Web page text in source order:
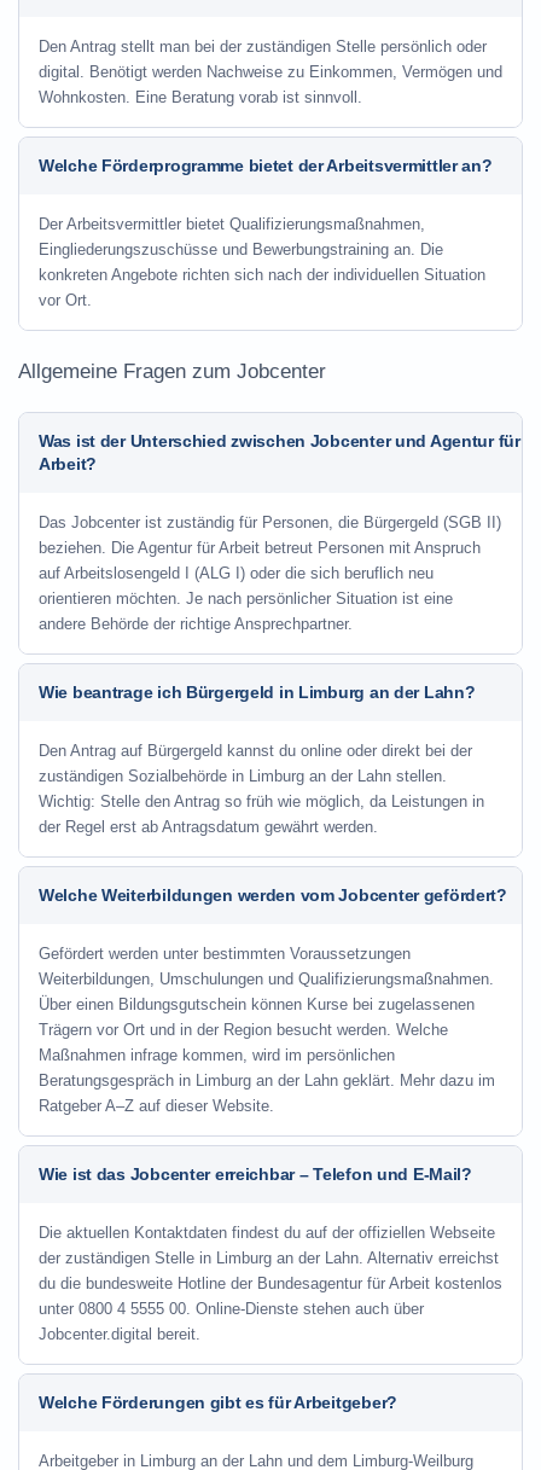
Den Antrag stellt man bei der zuständigen Stelle persönlich oder
digital. Benötigt werden Nachweise zu Einkommen, Vermögen und
Wohnkosten. Eine Beratung vorab ist sinnvoll.
Welche Förderprogramme bietet der Arbeitsvermittler an?
Der Arbeitsvermittler bietet Qualifizierungsmaßnahmen,
Eingliederungszuschüsse und Bewerbungstraining an. Die
konkreten Angebote richten sich nach der individuellen Situation
vor Ort.
Allgemeine Fragen zum Jobcenter
Was ist der Unterschied zwischen Jobcenter und Agentur für
Arbeit?
Das Jobcenter ist zuständig für Personen, die Bürgergeld (SGB II)
beziehen. Die Agentur für Arbeit betreut Personen mit Anspruch
auf Arbeitslosengeld I (ALG I) oder die sich beruflich neu
orientieren möchten. Je nach persönlicher Situation ist eine
andere Behörde der richtige Ansprechpartner.
Wie beantrage ich Bürgergeld in Limburg an der Lahn?
Den Antrag auf Bürgergeld kannst du online oder direkt bei der
zuständigen Sozialbehörde in Limburg an der Lahn stellen.
Wichtig: Stelle den Antrag so früh wie möglich, da Leistungen in
der Regel erst ab Antragsdatum gewährt werden.
Welche Weiterbildungen werden vom Jobcenter gefördert?
Gefördert werden unter bestimmten Voraussetzungen
Weiterbildungen, Umschulungen und Qualifizierungsmaßnahmen.
Über einen Bildungsgutschein können Kurse bei zugelassenen
Trägern vor Ort und in der Region besucht werden. Welche
Maßnahmen infrage kommen, wird im persönlichen
Beratungsgespräch in Limburg an der Lahn geklärt. Mehr dazu im
Ratgeber A–Z auf dieser Website.
Wie ist das Jobcenter erreichbar – Telefon und E-Mail?
Die aktuellen Kontaktdaten findest du auf der offiziellen Webseite
der zuständigen Stelle in Limburg an der Lahn. Alternativ erreichst
du die bundesweite Hotline der Bundesagentur für Arbeit kostenlos
unter 0800 4 5555 00. Online-Dienste stehen auch über
Jobcenter.digital bereit.
Welche Förderungen gibt es für Arbeitgeber?
Arbeitgeber in Limburg an der Lahn und dem Limburg-Weilburg